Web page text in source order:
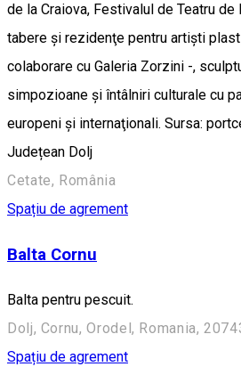
de la Craiova, Festivalul de Teatru
tabere şi rezidenţe pentru artişti
colaborare cu Galeria Zorzini -,
simpozioane şi întâlniri culturale cu
europeni şi internaţionali. Sursa:
Județean Dolj
Cetate, România
Spațiu de agrement
Balta Cornu
Balta pentru pescuit.
Dolj, Cornu, Orodel, Romania,
Spațiu de agrement